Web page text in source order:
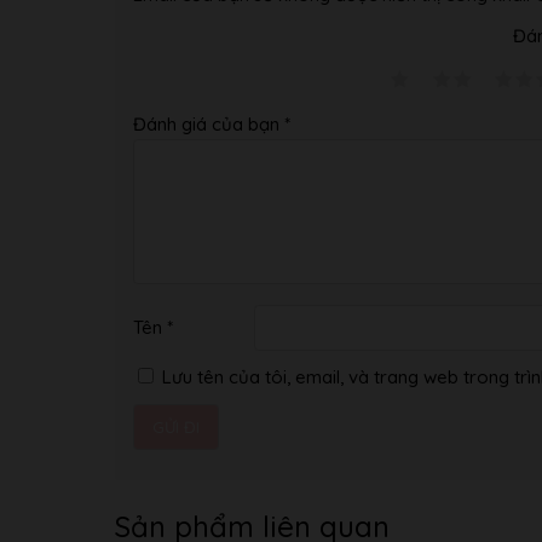
Đánh giá của bạn *
Tên *
Lưu tên của tôi, email, và trang web trong
Sản phẩm liên quan